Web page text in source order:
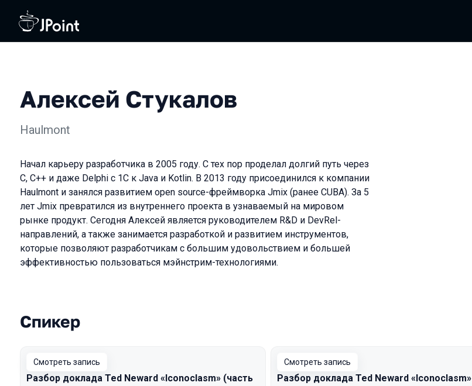
Алексей Стукалов
Haulmont
Начал карьеру разработчика в 2005 году. С тех пор проделал долгий путь через
C, C++ и даже Delphi с 1С к Java и Kotlin. В 2013 году присоединился к компании
Haulmont и занялся развитием open source-фреймворка Jmix (ранее CUBA). За 5
лет Jmix превратился из внутреннего проекта в узнаваемый на мировом
рынке продукт. Сегодня Алексей является руководителем R&D и DevRel-
направлений, а также занимается разработкой и развитием инструментов,
которые позволяют разработчикам с большим удовольствием и большей
эффективностью пользоваться мэйнстрим-технологиями.
Выступления в сезоне 2022
Спикер
Смотреть запись
Разбор доклада Ted Neward «Iconoclasm» (часть
Смотреть запись
Разбор доклада Ted Neward «Iconoclasm»